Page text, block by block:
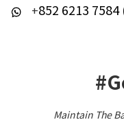
+852 6213 7584
Maintain The